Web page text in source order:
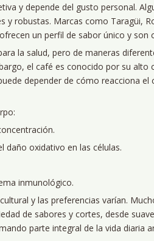
y depende del gusto personal.
robustas. Marcas como Taragüi,
un perfil de sabor único y son
la salud, pero de maneras
el café es conocido por su alto
depender de cómo reacciona el
daño oxidativo en las células.
inmunológico.
y las preferencias varían.
de sabores y cortes, desde
parte integral de la vida diaria